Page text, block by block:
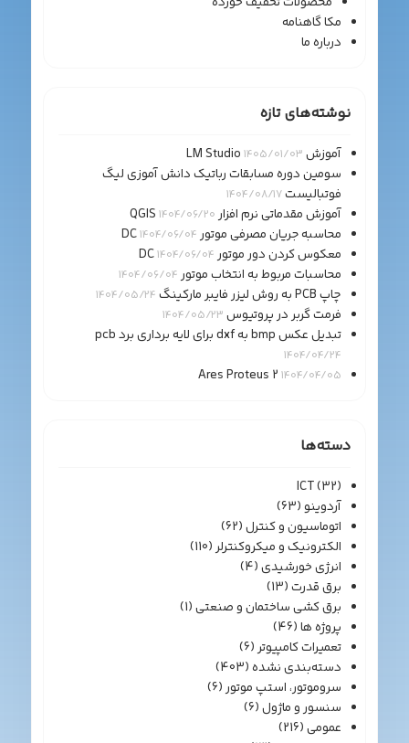
مکا گاهنامه
درباره ما
نوشته‌های تازه
آموزش LM Studio 1405/01/03
سومین دوره مسابقات رباتیک دانش آموزی لیگ
فوتبالیست1404/08/17
آموزش مقدماتی نرم افزار QGIS1404/06/20
محاسبه جریان مصرفی موتور DC1404/06/04
معکوس کردن دور موتور DC1404/06/04
محاسبات مربوط به انتخاب موتور 1404/06/04
چاپ PCB به روش لیزر فایبر مارکینگ 1404/05/24
فرمت گربر در پروتیوس 1404/05/23
تبدیل عکس bmp به dxf برای لایه برداری برد pcb
1404/04/24
Ares Proteus 2 1404/04/05
دسته‌ها
ICT(32)
آردوینو(63)
اتوماسیون و کنترل(62)
الکترونیک و میکروکنترلر(110)
انرژی خورشیدی(4)
برق قدرت(13)
برق کشی ساختمان و صنعتی(1)
پروژه ها(46)
تعمیرات کامپیوتر(6)
دسته‌بندی نشده(403)
سروموتور، استپ موتور(6)
سنسور و ماژول(6)
عمومی(216)